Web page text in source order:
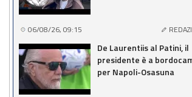
06/08/26, 09:15
De Laurentiis al Patini, il
presidente è a
per Napoli-Osasuna